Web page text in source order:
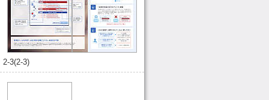
2-3(2-3)